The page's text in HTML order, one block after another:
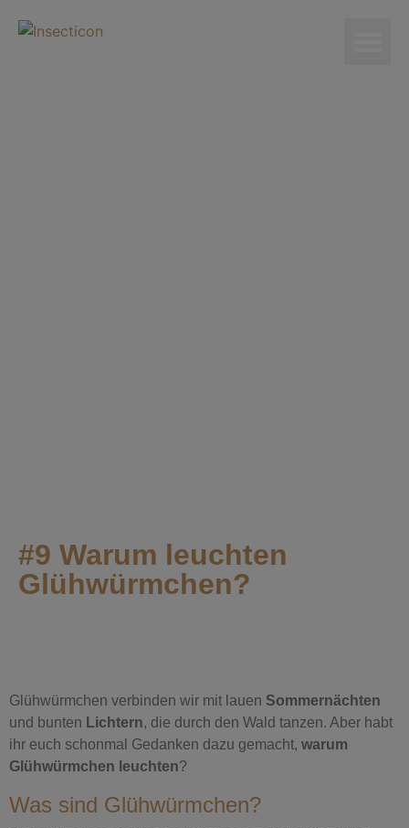
#9 Warum leuchten
Glühwürmchen?
Glühwürmchen verbinden wir mit lauen Sommernächten
und bunten Lichtern, die durch den Wald tanzen. Aber habt
ihr euch schonmal Gedanken dazu gemacht, warum
Glühwürmchen leuchten?
Was sind Glühwürmchen?